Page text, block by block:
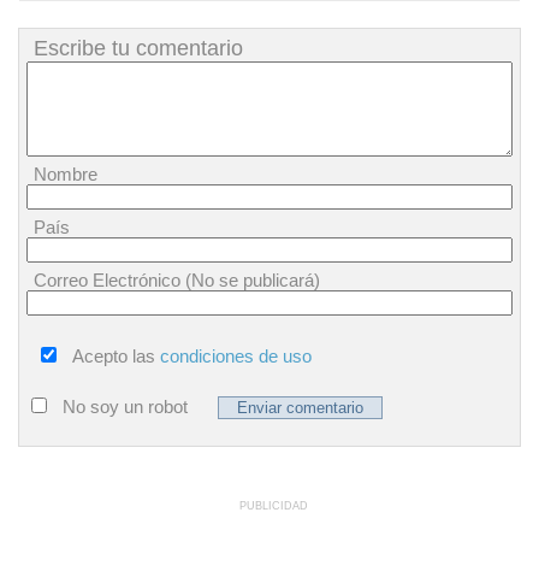
Escribe tu comentario
Nombre
País
Correo Electrónico (No se publicará)
Acepto las condiciones de uso
No soy un robot
PUBLICIDAD